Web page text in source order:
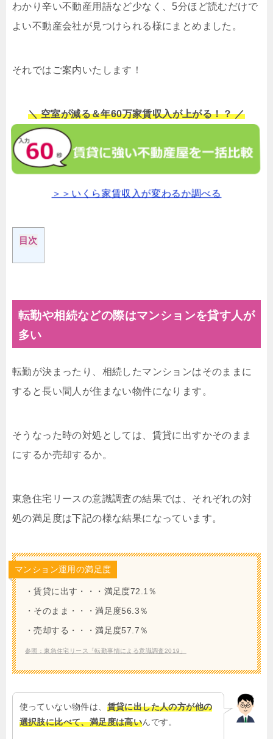
わかり辛い不動産用語など少なく、5分ほど読むだけで
よい不動産会社が見つけられる様にまとめました。
それではご案内いたします！
＼ 空室が減る＆年60万家賃収入が上がる！？ ／
＞＞いくら家賃収入が変わるか調べる
目次
転勤や相続などの際はマンションを貸す人が
多い
転勤が決まったり、相続したマンションはそのままに
すると長い間人が住まない物件になります。
そうなった時の対処としては、賃貸に出すかそのまま
にするか売却するか。
東急住宅リースの意識調査の結果では、それぞれの対
処の満足度は下記の様な結果になっています。
マンション運用の満足度
・賃貸に出す・・・満足度72.1％
・そのまま・・・満足度56.3％
・売却する・・・満足度57.7％
参照：東急住宅リース「転勤事情による意識調査2019」
使っていない物件は、 賃貸に出した人の方が他の
選択肢に比べて、満足度は高いんです。